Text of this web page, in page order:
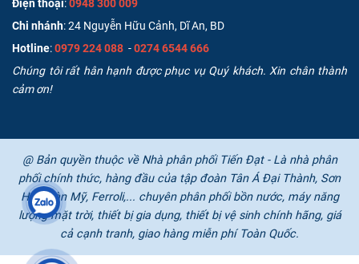
Điện thoại:0948 300 009
Chi nhánh: 24 Nguyễn Hữu Cảnh, Dĩ An, BD
Hotline:0979 224 088 -0274 6544 666
Chúng tôi rất hân hạnh được phục vụ Quý khách. Xin chân thành
cảm ơn!
@ Bản quyền thuộc về Nhà phân phối Tiến Đạt - Là nhà phân
phối chính thức, hàng đầu của tập đoàn Tân Á Đại Thành, Sơn
Hà, Toàn Mỹ, Ferroli,... chuyên phân phối bồn nước, máy năng
lượng mặt trời, thiết bị gia dụng, thiết bị vệ sinh chính hãng, giá
cả cạnh tranh, giao hàng miễn phí Toàn Quốc.